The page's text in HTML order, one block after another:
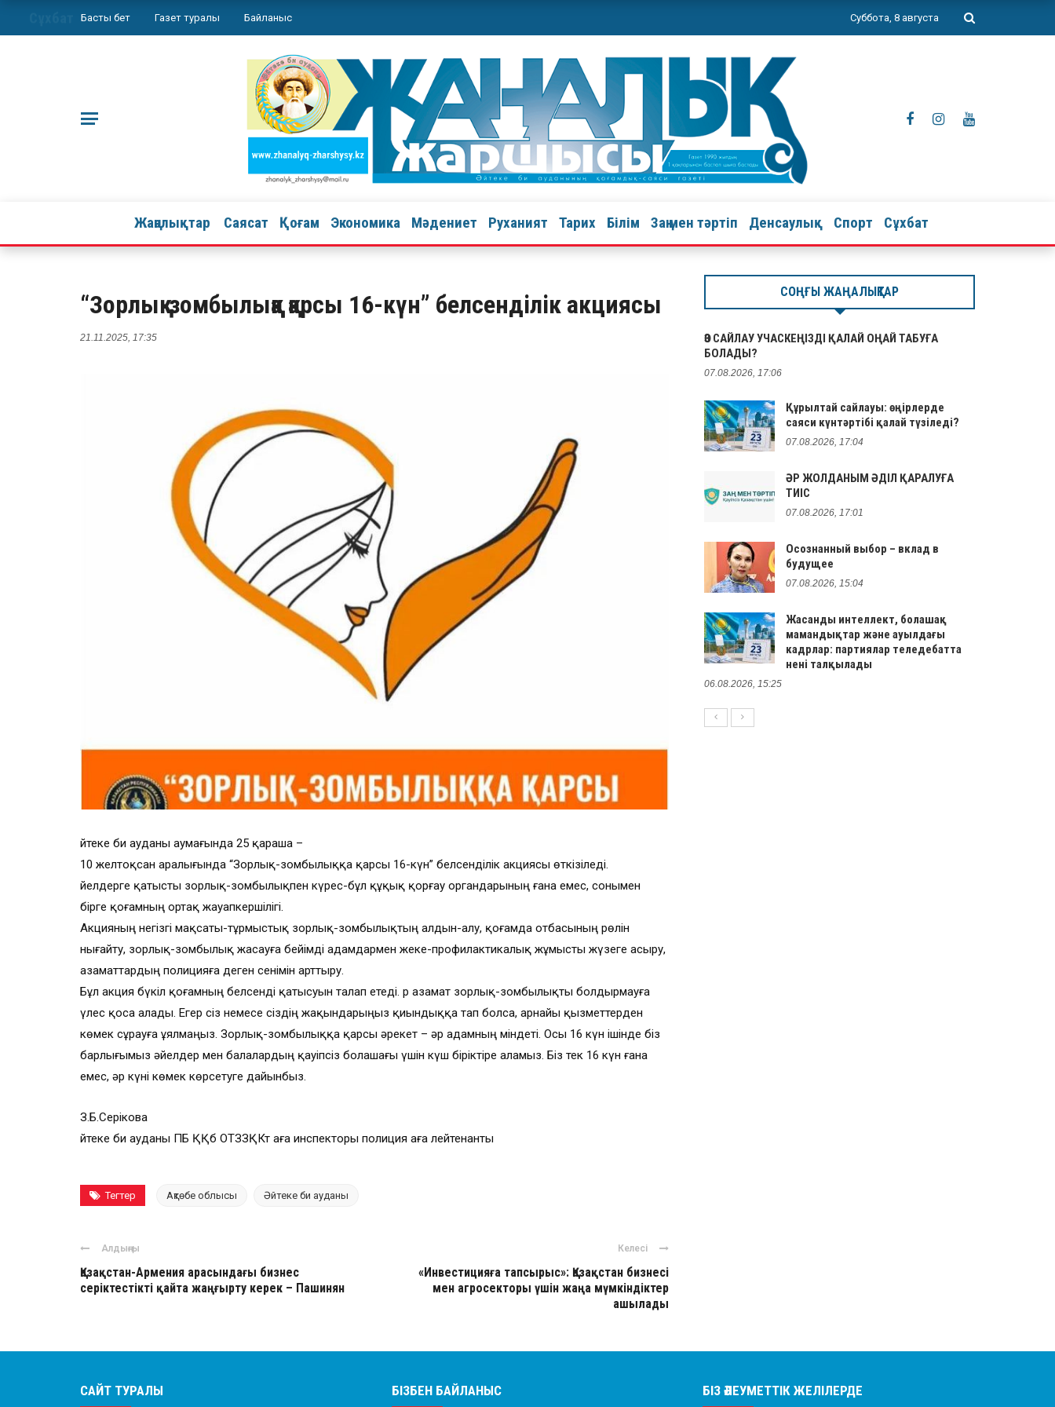
Басты бет Газет туралы Байланыс Суббота, 8 августа
Жаңалықтар Саясат Қоғам Экономика Мәдениет Руханият Тарих Білім Заң мен тәртіп Денсаулық Спорт Сұхбат
“Зорлық-зомбылыққа қарсы 16-күн” белсенділік акциясы
21.11.2025, 17:35
Әйтеке би ауданы аумағында 25 қараша –
10 желтоқсан аралығында “Зорлық-зомбылыққа қарсы 16-күн” белсенділік акциясы өткізіледі.
Әйелдерге қатысты зорлық-зомбылықпен күрес-бұл құқық қорғау органдарының ғана емес, сонымен
бірге қоғамның ортақ жауапкершілігі.
Акцияның негізгі мақсаты-тұрмыстық зорлық-зомбылықтың алдын-алу, қоғамда отбасының рөлін
нығайту, зорлық-зомбылық жасауға бейімді адамдармен жеке-профилактикалық жұмысты жүзеге асыру,
азаматтардың полицияға деген сенімін арттыру.
Бұл акция бүкіл қоғамның белсенді қатысуын талап етеді. Әр азамат зорлық-зомбылықты болдырмауға
үлес қоса алады. Егер сіз немесе сіздің жақындарыңыз қиындыққа тап болса, арнайы қызметтерден
көмек сұрауға ұялмаңыз. Зорлық-зомбылыққа қарсы әрекет – әр адамның міндеті. Осы 16 күн ішінде біз
барлығымыз әйелдер мен балалардың қауіпсіз болашағы үшін күш біріктіре аламыз. Біз тек 16 күн ғана
емес, әр күні көмек көрсетуге дайынбыз.
З.Б.Серікова
Әйтеке би ауданы ПБ ҚҚб ОТЗЗҚКт аға инспекторы полиция аға лейтенанты
Тегтер Ақтөбе облысы Әйтеке би ауданы
Алдыңғы
Қазақстан-Армения арасындағы бизнес
серіктестікті қайта жаңғырту керек – Пашинян
Келесі
«Инвестицияға тапсырыс»: Қазақстан бизнесі
мен агросекторы үшін жаңа мүмкіндіктер
ашылады
СОҢҒЫ ЖАҢАЛЫҚТАР
ӨЗ САЙЛАУ УЧАСКЕҢІЗДІ ҚАЛАЙ ОҢАЙ ТАБУҒА
БОЛАДЫ?
07.08.2026, 17:06
Құрылтай сайлауы: өңірлерде
саяси күнтәртібі қалай түзіледі?
07.08.2026, 17:04
ӘР ЖОЛДАНЫМ ӘДІЛ ҚАРАЛУҒА
ТИІС
07.08.2026, 17:01
Осознанный выбор – вклад в
будущее
07.08.2026, 15:04
Жасанды интеллект, болашақ
мамандықтар және ауылдағы
кадрлар: партиялар теледебатта
нені талқылады
06.08.2026, 15:25
САЙТ ТУРАЛЫ БІЗБЕН БАЙЛАНЫС БІЗ ӘЛЕУМЕТТІК ЖЕЛІЛЕРДЕ